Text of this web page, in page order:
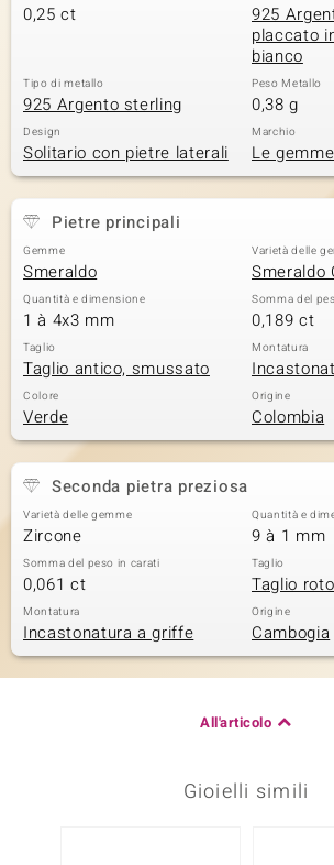
0,25 ct
925
placcato
bianco
Tipo di metallo
925 Argento sterling
Peso Metallo
0,38 g
Design
Solitario con pietre laterali
Marchio
Le
Pietre principali
Gemme
Smeraldo
Varietà delle
Smeraldo
Quantità e dimensione
1 à 4x3 mm
Somma del
0,189 ct
Taglio
Taglio antico, smussato
Montatura
Colore
Verde
Origine
Colombia
Seconda pietra preziosa
Varietà delle gemme
Zircone
Quantità e
9 à 1 mm
Somma del peso in carati
0,061 ct
Taglio
Taglio
Montatura
Incastonatura a griffe
Origine
Cambogia
All'articolo
Gioielli simili